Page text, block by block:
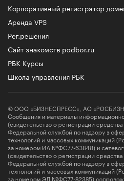
Корпоративный регистратор
Аренда VPS
Рег.решения
Сайт знакомств podbor.ru
РБК Курсы
Школа управления РБК
© ООО «БИЗНЕСПРЕСС», АО
Сообщения и материалы
(свидетельство о регистрации
Федеральной службой по надзору в
технологий и массовых коммуникаций
за номером ИА №ФС77-63848) и
(свидетельство о регистрации
Федеральной службой по надзору в
технологий и массовых коммуникаций
за номером ЭЛ №ФС77-82385)